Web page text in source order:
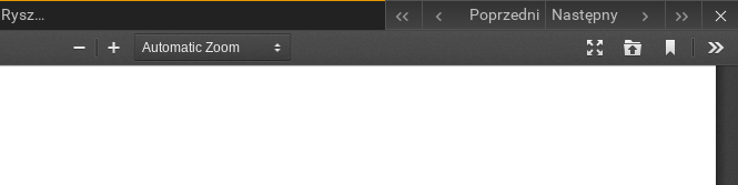
Żmuda, Ryszard, red. nacz. Poprzedni Następny